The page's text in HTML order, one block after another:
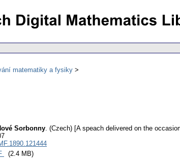
matematiky a fysiky
Sorbonny. (Czech) [A speach delivered on the
(2.4 MB)